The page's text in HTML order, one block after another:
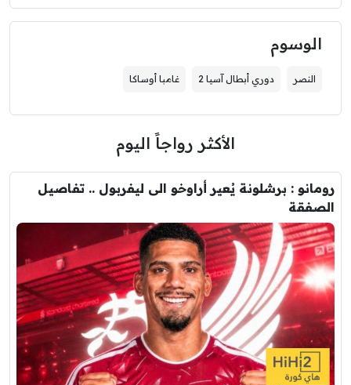
الوسوم
النصر دوري أبطال آسيا 2 غامبا أوساكا
الأكثر رواجاً اليوم
رومانو : برشلونة يُعير أراوخو الى ليفربول .. تفاصيل
الصفقة